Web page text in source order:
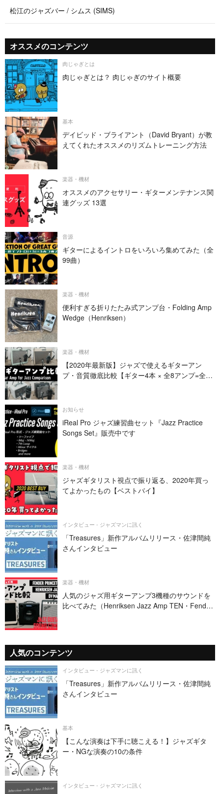
松江のジャズバー / シムス (SIMS)
オススメのコンテンツ
肉じゃぎとは
肉じゃぎとは？ 肉じゃぎのサイト概要
基本
デイビッド・ブライアント（David Bryant）が教
えてくれたオススメのリズムトレーニング方法
楽器・機材
オススメのアクセサリー・ギターメンテナンス関
連グッズ 13選
音源
ギターによるイントロをいろいろ集めてみた（全
99曲）
楽器・機材
便利すぎる折りたたみ式アンプ台・Folding Amp
Wedge（Henriksen）
楽器・機材
【2020年最新版】ジャズで使えるギターアン
プ・音質徹底比較【ギター4本 × 全8アンプ=全32
お知らせ
iReal Pro ジャズ練習曲セット『Jazz Practice
Songs Set』販売中です
楽器・機材
ジャズギタリスト視点で振り返る、2020年買っ
てよかったもの【ベストバイ】
インタビュー - ジャズマンに訊く
「Treasures」新作アルバムリリース・佐津間純
さんインタビュー
楽器・機材
人気のジャズ用ギターアンプ3機種のサウンドを
比べてみた（Henriksen Jazz Amp TEN・Fender
人気のコンテンツ
インタビュー - ジャズマンに訊く
「Treasures」新作アルバムリリース・佐津間純
さんインタビュー
基本
【こんな演奏は下手に聴こえる！】ジャズギタ
ー・NGな演奏の10の条件
インタビュー - ジャズマンに訊く